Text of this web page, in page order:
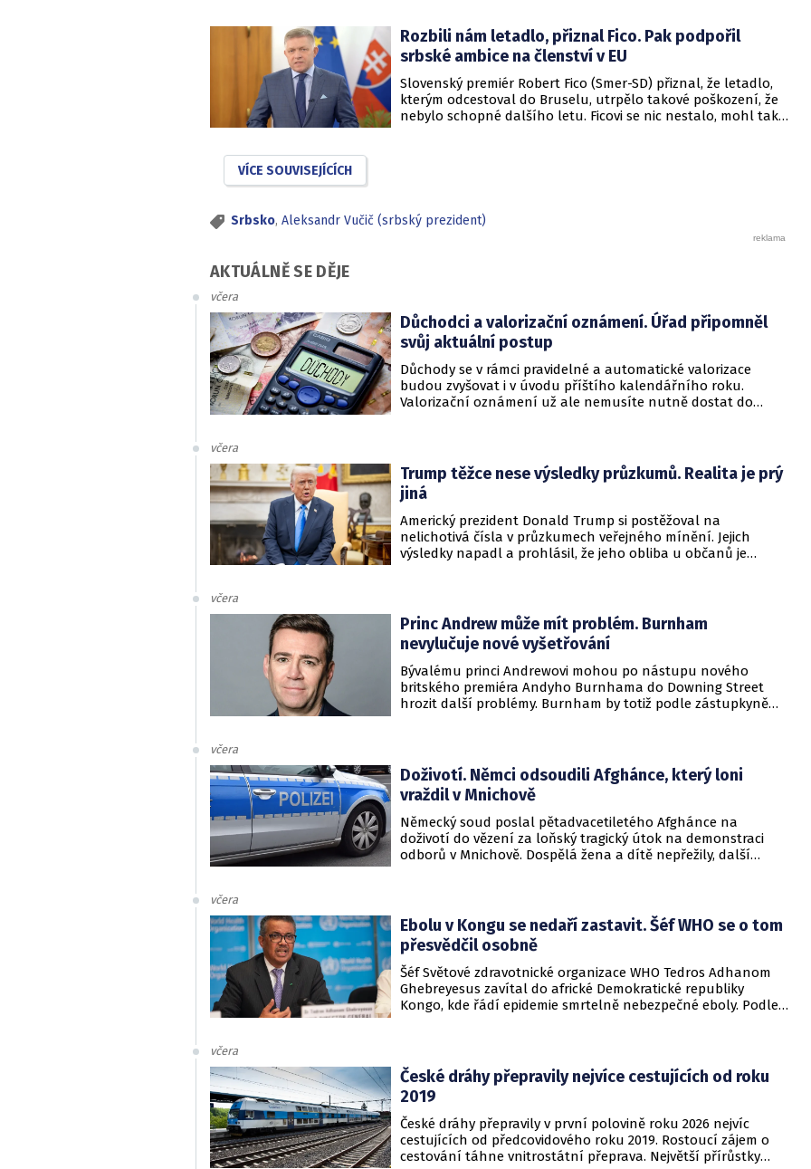
premiér Viktor Orbán v reakci na tuto hrozbu a po konzultaci
se srbskou stranou svolal na nedělní odpoledne mimořádné
Rozbili nám letadlo, přiznal Fico. Pak podpořil
srbské ambice na členství v EU
Slovenský premiér Robert Fico (Smer-SD) přiznal, že letadlo,
kterým odcestoval do Bruselu, utrpělo takové poškození, že
nebylo schopné dalšího letu. Ficovi se nic nestalo, mohl tak
VÍCE SOUVISEJÍCÍCH
Srbsko, Aleksandr Vučič (srbský prezident)
AKTUÁLNĚ SE DĚJE
včera
Důchodci a valorizační oznámení. Úřad připomněl
svůj aktuální postup
Důchody se v rámci pravidelné a automatické valorizace
budou zvyšovat i v úvodu příštího kalendářního roku.
Valorizační oznámení už ale nemusíte nutně dostat do
včera
Trump těžce nese výsledky průzkumů. Realita je prý
jiná
Americký prezident Donald Trump si postěžoval na
nelichotivá čísla v průzkumech veřejného mínění. Jejich
výsledky napadl a prohlásil, že jeho obliba u občanů je
včera
Princ Andrew může mít problém. Burnham
nevylučuje nové vyšetřování
Bývalému princi Andrewovi mohou po nástupu nového
britského premiéra Andyho Burnhama do Downing Street
hrozit další problémy. Burnham by totiž podle zástupkyně
včera
Doživotí. Němci odsoudili Afghánce, který loni
vraždil v Mnichově
Německý soud poslal pětadvacetiletého Afghánce na
doživotí do vězení za loňský tragický útok na demonstraci
odborů v Mnichově. Dospělá žena a dítě nepřežily, další
včera
Ebolu v Kongu se nedaří zastavit. Šéf WHO se o tom
přesvědčil osobně
Šéf Světové zdravotnické organizace WHO Tedros Adhanom
Ghebreyesus zavítal do africké Demokratické republiky
Kongo, kde řádí epidemie smrtelně nebezpečné eboly. Podle
včera
České dráhy přepravily nejvíce cestujících od roku
2019
České dráhy přepravily v první polovině roku 2026 nejvíc
cestujících od předcovidového roku 2019. Rostoucí zájem o
cestování táhne vnitrostátní přeprava. Největší přírůstky